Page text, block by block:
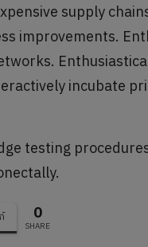
supply
improvements.
incubate
testing
0
SHARE